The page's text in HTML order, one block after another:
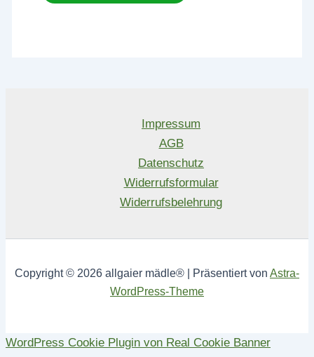
Impressum
AGB
Datenschutz
Widerrufsformular
Widerrufsbelehrung
Copyright © 2026 allgaier mädle® | Präsentiert von Astra-
WordPress-Theme
WordPress Cookie Plugin von Real Cookie Banner